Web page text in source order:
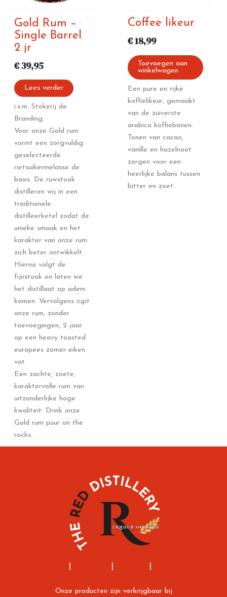
Gold Rum –
Single Barrel
2 jr
€39,95
Lees verder
i.s.m. Stokerij de
Branding.
Voor onze Gold rum
vormt een zorgvuldig
geselecteerde
rietsuikermelasse de
basis. De ruwstook
distilleren wij in een
traditionele
distilleerketel zodat de
unieke smaak en het
karakter van onze rum
zich beter ontwikkelt.
Hierna volgt de
fijnstook en laten we
het distillaat op adem
komen. Vervolgens rijpt
onze rum, zonder
toevoegingen, 2 jaar
op een heavy toasted
europees zomer-eiken
vat.
Een zachte, zoete,
karaktervolle rum van
uitzonderlijke hoge
kwaliteit. Drink onze
Gold rum puur on the
rocks.
Coffee likeur
€18,99
Toevoegen aan
winkelwagen
Een pure en rijke
koffielikeur, gemaakt
van de zuiverste
arabica koffiebonen.
Tonen van cacao,
vanille en hazelnoot
zorgen voor een
heerlijke balans tussen
bitter en zoet.
Onze producten zijn verkrijgbaar bij